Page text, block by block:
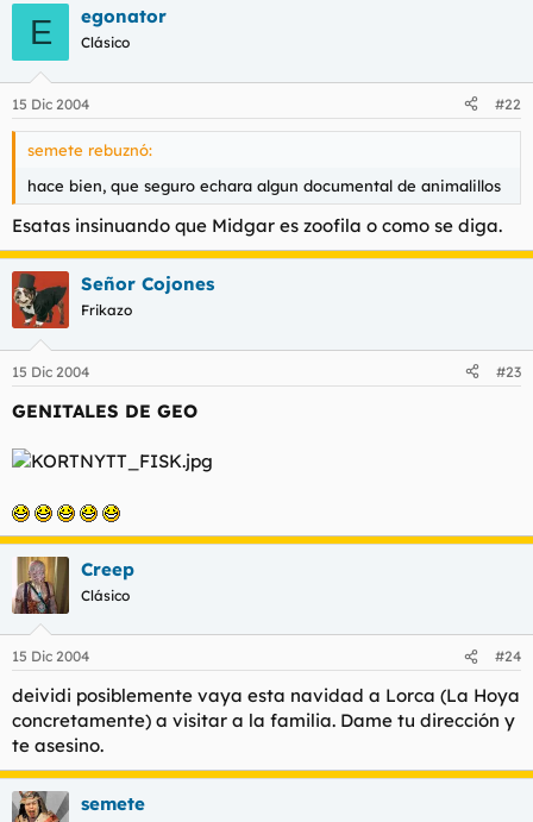
E egonator
Clásico
15 Dic 2004 #22
semete rebuznó:
hace bien, que seguro echara algun documental de animalillos
Esatas insinuando que Midgar es zoofila o como se diga.
Señor Cojones
Frikazo
15 Dic 2004 #23
GENITALES DE GEO
Creep
Clásico
15 Dic 2004 #24
deividi posiblemente vaya esta navidad a Lorca (La Hoya
concretamente) a visitar a la familia. Dame tu dirección y
te asesino.
semete